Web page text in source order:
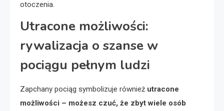
otoczenia.
Utracone możliwości:
rywalizacja o szanse w
pociągu pełnym ludzi
Zapchany pociąg symbolizuje również utracone
możliwości – możesz czuć, że zbyt wiele osób